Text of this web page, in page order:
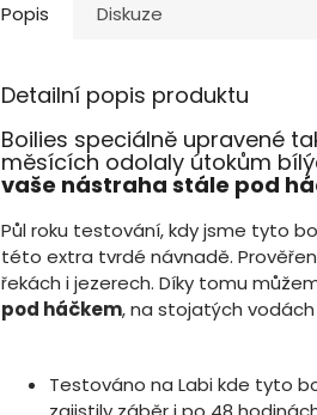
Popis Diskuze
Detailní popis produktu
Boilies speciálně upravené
měsících odolaly útokům
vaše nástraha stále pod
Půl roku testování, kdy jsme tyto
této extra tvrdé návnadě.
řekách i jezerech. Díky tomu
pod háčkem, na stojatých vodách
Testováno na Labi kde tyto